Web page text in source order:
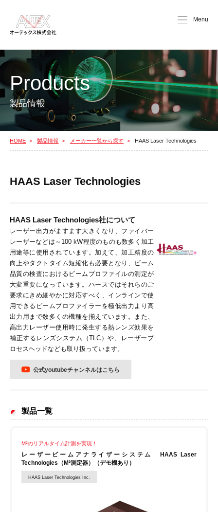
Menu
Products
製品情報
HOME 製品情報 メーカー一覧から探す HAAS Laser Technologies
HAAS Laser Technologies
HAAS Laser Technologies社について
レーザー出力がますます大きくなり、ファイバー
レーザーなどは～100 kW程度のものも数多く加工
用途等に使用されています。加えて、加工精度の
向上やタクトタイム短縮化も必要となり、ビーム
品質の検査におけるビームプロファイルの測定が
大変重要になっています。ハースではそれらのご
要求にきめ細やかに対応すべく、インラインで使
用できるビームプロファイラーを極低出力より高
出力用まで数多くの機種を揃えています。また、
高出力レーザー使用時に発生する熱レンズ効果を
補正するレンズシステム（TLC）や、レーザープ
ロセスヘッドなども取り扱っています。
公式youtubeチャンネルはこちら
製品一覧
M²のリアルタイム計測を実現！
レーザービームアナライザーシステム HAAS Laser
Technologies（M²測定器）（デモ機あり）
HAAS Laser Technologies Inc.